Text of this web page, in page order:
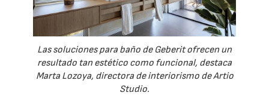
Las soluciones para baño de Geberit ofrecen un
resultado tan estético como funcional, destaca
Marta Lozoya, directora de interiorismo de Artio
Studio.